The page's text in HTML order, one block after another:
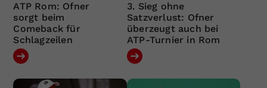
ATP Rom: Ofner
sorgt beim
Comeback für
Schlagzeilen
3. Sieg ohne
Satzverlust: Ofner
überzeugt auch bei
ATP-Turnier in Rom